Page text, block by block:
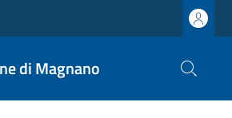
di Magnano